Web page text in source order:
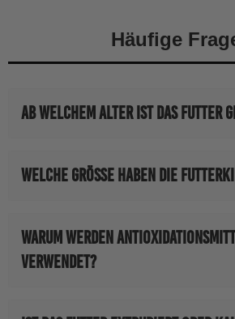
Häufige
Ab welchem Alter ist das Futter
Welche Größe haben die
Warum werden
verwendet?